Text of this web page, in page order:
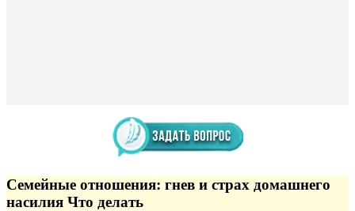
Семейные отношения: гнев и страх домашнего
насилия Что делать